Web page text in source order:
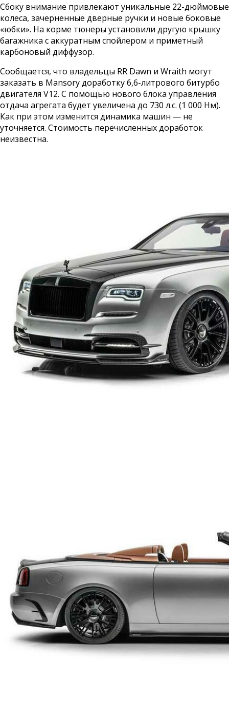
Сбоку внимание привлекают уникальные 22-дюймовые
колеса, зачерненные дверные ручки и новые боковые
«юбки». На корме тюнеры установили другую крышку
багажника с аккуратным спойлером и приметный
карбоновый диффузор.
Сообщается, что владельцы RR Dawn и Wraith могут
заказать в Mansory доработку 6,6-литрового битурбо
двигателя V12. С помощью нового блока управления
отдача агрегата будет увеличена до 730 л.с. (1 000 Нм).
Как при этом изменится динамика машин — не
уточняется. Стоимость перечисленных доработок
неизвестна.